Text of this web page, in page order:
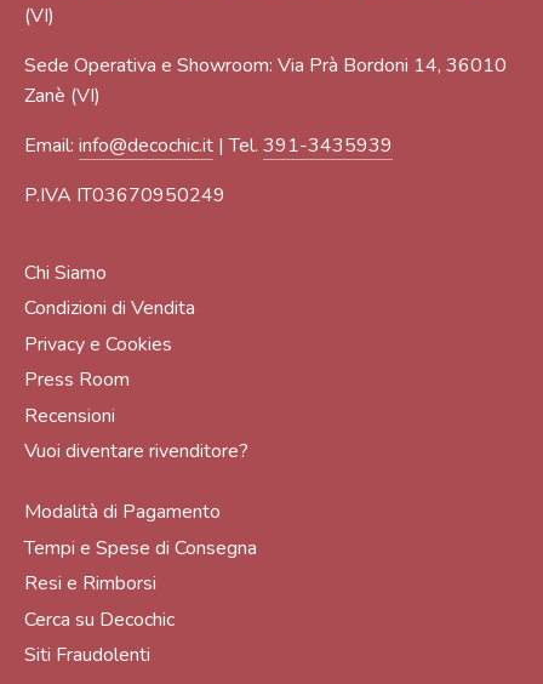
(VI)
Sede Operativa e Showroom: Via Prà Bordoni 14, 36010
Zanè (VI)
Email: info@decochic.it | Tel. 391-3435939
P.IVA IT03670950249
Chi Siamo
Condizioni di Vendita
Privacy e Cookies
Press Room
Recensioni
Vuoi diventare rivenditore?
Modalità di Pagamento
Tempi e Spese di Consegna
Resi e Rimborsi
Cerca su Decochic
Siti Fraudolenti